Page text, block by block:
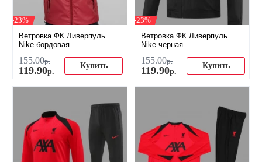
-23%
Ветровка ФК Ливерпуль
Nike бордовая
155.00р.
119.90р.
Купить
-23%
Ветровка ФК Ливерпуль
Nike черная
155.00р.
119.90р.
Купить